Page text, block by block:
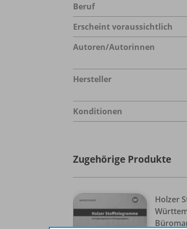
Beruf
Erscheint voraussichtlich
Autoren/Autorinnen
Hersteller
Konditionen
Zugehörige Produkte
Holzer